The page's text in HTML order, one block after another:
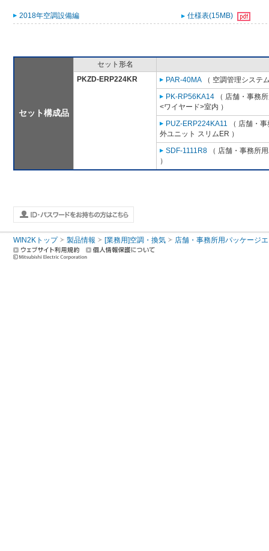
2018年空調設備編 仕様表(15MB)
セット構成品
セット形名
PKZD-ERP224KR
PAR-40MA （ 空調管理システ
PK-RP56KA14 （ 店舗・事務
<ワイヤード>室内 ）
PUZ-ERP224KA11 （ 店舗・
外ユニット スリムER ）
SDF-1111R8 （ 店舗・事務所
）
WIN2Kトップ 製品情報 [業務用]空調・換気 店舗・事務所用パッケージ